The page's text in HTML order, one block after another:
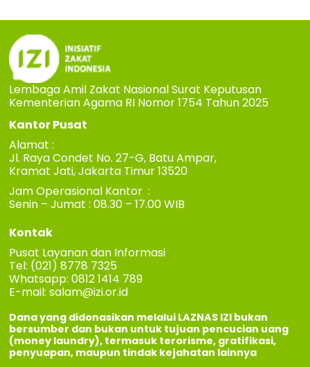
Lembaga Amil Zakat Nasional Surat Keputusan
Kementerian Agama RI Nomor 1754 Tahun 2025
Kantor Pusat
Alamat :
Jl. Raya Condet No. 27-G, Batu Ampar,
Kramat Jati, Jakarta Timur 13520
Jam Operasional Kantor :
Senin – Jumat : 08.30 – 17.00 WIB
Kontak
Pusat Layanan dan Informasi
Tel: (021) 8778 7325
Whatsapp: 0812 1414 789
E-mail:salam@izi.or.id
Dana yang didonasikan melalui LAZNAS IZI bukan
bersumber dan bukan untuk tujuan pencucian uang
(money laundry), termasuk terorisme, gratifikasi,
penyuapan, maupun tindak kejahatan lainnya